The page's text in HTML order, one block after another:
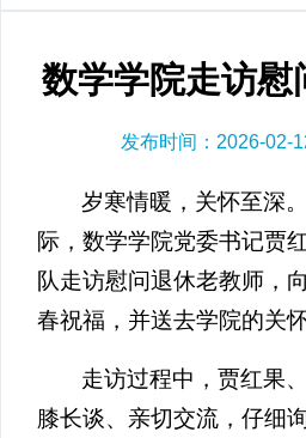
数学学院走访慰
发布时间：2026-02-
岁寒情暖，关怀至深
际，数学学院党委书记贾
队走访慰问退休老教师，
春祝福，并送去学院的关
走访过程中，贾红果
膝长谈、亲切交流，仔细